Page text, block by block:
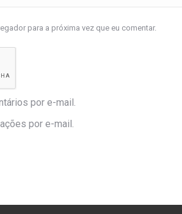
para a próxima vez que eu comentar.
por e-mail.
por e-mail.